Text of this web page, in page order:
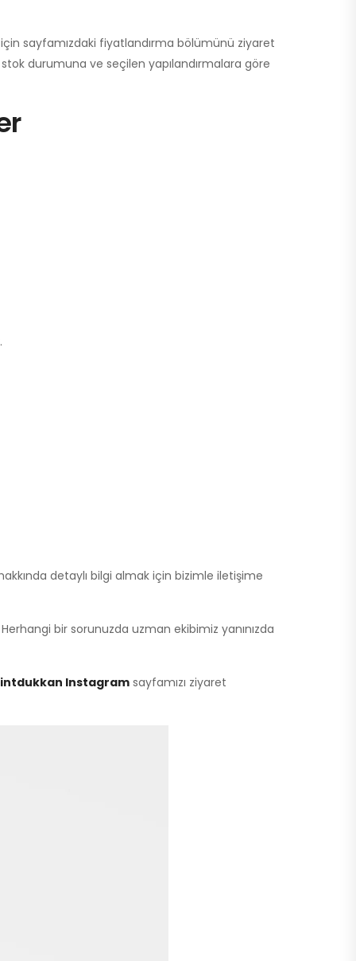
sayfamızdaki fiyatlandırma bölümünü ziyaret
durumuna ve seçilen yapılandırmalara göre
detaylı bilgi almak için bizimle iletişime
bir sorunuzda uzman ekibimiz yanınızda
Instagramsayfamızı ziyaret